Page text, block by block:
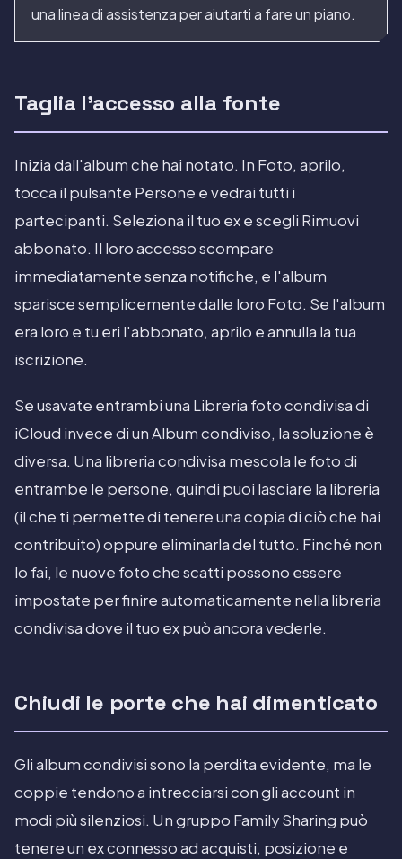
una linea di assistenza per aiutarti a fare un piano.
Taglia l'accesso alla fonte
Inizia dall'album che hai notato. In Foto, aprilo,
tocca il pulsante Persone e vedrai tutti i
partecipanti. Seleziona il tuo ex e scegli Rimuovi
abbonato. Il loro accesso scompare
immediatamente senza notifiche, e l'album
sparisce semplicemente dalle loro Foto. Se l'album
era loro e tu eri l'abbonato, aprilo e annulla la tua
iscrizione.
Se usavate entrambi una Libreria foto condivisa di
iCloud invece di un Album condiviso, la soluzione è
diversa. Una libreria condivisa mescola le foto di
entrambe le persone, quindi puoi lasciare la libreria
(il che ti permette di tenere una copia di ciò che hai
contribuito) oppure eliminarla del tutto. Finché non
lo fai, le nuove foto che scatti possono essere
impostate per finire automaticamente nella libreria
condivisa dove il tuo ex può ancora vederle.
Chiudi le porte che hai dimenticato
Gli album condivisi sono la perdita evidente, ma le
coppie tendono a intrecciarsi con gli account in
modi più silenziosi. Un gruppo Family Sharing può
tenere un ex connesso ad acquisti, posizione e